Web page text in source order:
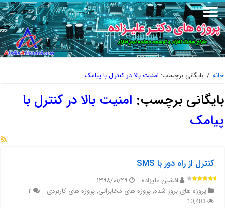
خانه / بایگانی برچسب: امنیت بالا در کنترل با پیامک
بایگانی برچسب: امنیت بالا در کنترل با
پیامک
کنترل از راه دور با SMS
افشین علیزاده
۱۳۹۸/۰۱/۲۹
پروژه های بروز شده,پروژه های مخابراتی,پروژه های کاربردی
۲
10,483